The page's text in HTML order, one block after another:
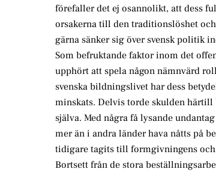
förefaller det ej osannolikt, att dess
orsakerna till den traditionslöshet
gärna sänker sig över svensk politik
Som befruktande faktor inom det
upphört att spela någon nämnvärd
svenska bildningslivet har dess
minskats. Delvis torde skulden
själva. Med några få lysande
mer än i andra länder hava nåtts på
tidigare tagits till formgivningens
Bortsett från de stora